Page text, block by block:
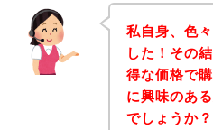
私自身、色
した！その
得な価格で
に興味のあ
でしょうか？